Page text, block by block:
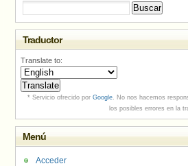
Traductor
Translate to:
* Servicio ofrecido por Google. No nos hacemos
los posibles errores en la
Menú
Acceder